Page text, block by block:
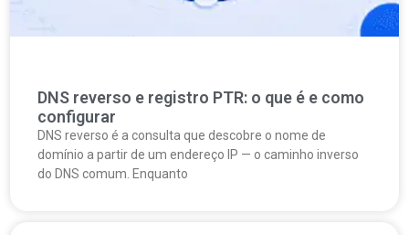
DNS reverso e registro PTR: o que é e como
configurar
DNS reverso é a consulta que descobre o nome de
domínio a partir de um endereço IP — o caminho inverso
do DNS comum. Enquanto